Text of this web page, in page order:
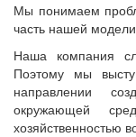
Мы понимаем
часть нашей
Наша компания
Поэтому мы
направлении
окружающей
хозяйственностью